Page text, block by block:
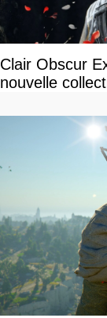
Clair Obscur
nouvelle